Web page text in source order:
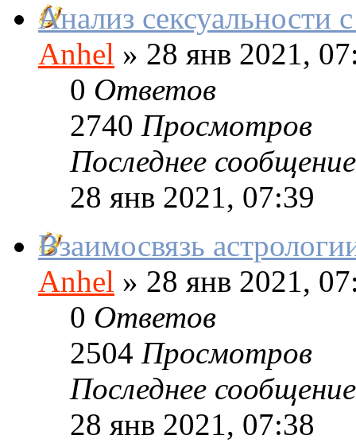
Анализ
Anhel » 28 янв 2021,
0 Ответов
2740 Просмотров
Последнее сообщение
28 янв 2021, 07:39
Взаимосвязь
Anhel » 28 янв 2021,
0 Ответов
2504 Просмотров
Последнее сообщение
28 янв 2021, 07:38